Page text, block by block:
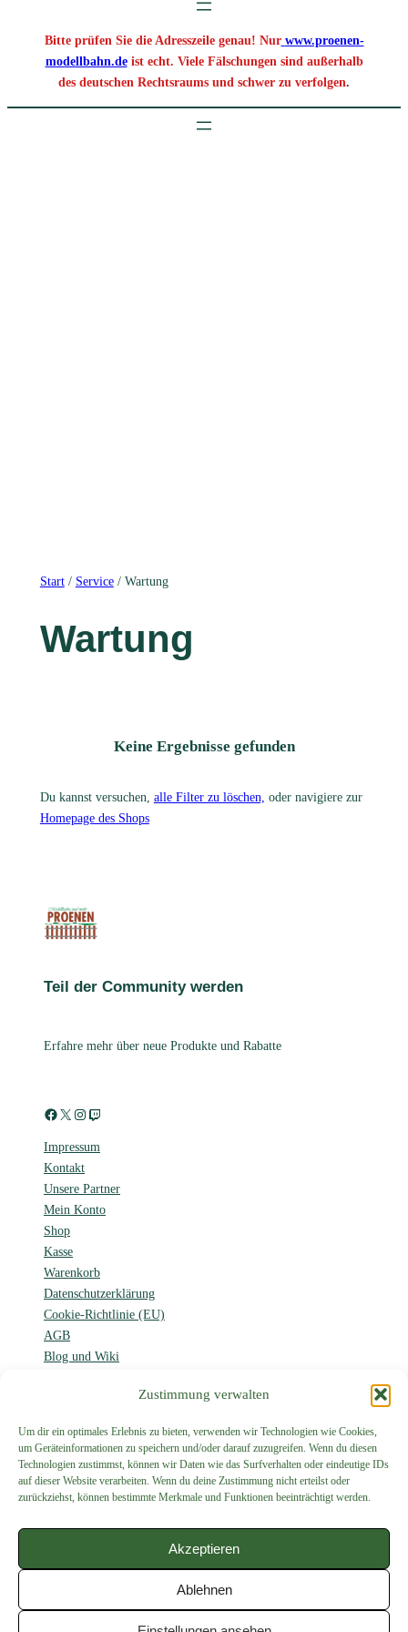
Zustimmung verwalten
Um dir ein optimales Erlebnis zu bieten, verwenden wir Technologien wie Cookies,
um Geräteinformationen zu speichern und/oder darauf zuzugreifen. Wenn du diesen
Technologien zustimmst, können wir Daten wie das Surfverhalten oder eindeutige IDs
auf dieser Website verarbeiten. Wenn du deine Zustimmung nicht erteilst oder
zurückziehst, können bestimmte Merkmale und Funktionen beeinträchtigt werden.
Akzeptieren
Ablehnen
Bitte prüfen Sie die Adresszeile genau! Nur www.proenen-
modellbahn.deist echt. Viele Fälschungen sind außerhalb
des deutschen Rechtsraums und schwer zu verfolgen.
Start/ Service/ Wartung
Wartung
Keine Ergebnisse gefunden
Du kannst versuchen, alle Filter zu löschen, oder navigiere zur
Homepage des Shops
Teil der Community werden
Erfahre mehr über neue Produkte und Rabatte
Facebook X Instagram Twitch
Impressum
Kontakt
Unsere Partner
Mein Konto
Shop
Kasse
Warenkorb
Datenschutzerklärung
Cookie-Richtlinie (EU)
AGB
Blog und Wiki
Proenen
Modellbahn und
mehr…
Mit Unterstützung vonWordPressmitWooCommerce